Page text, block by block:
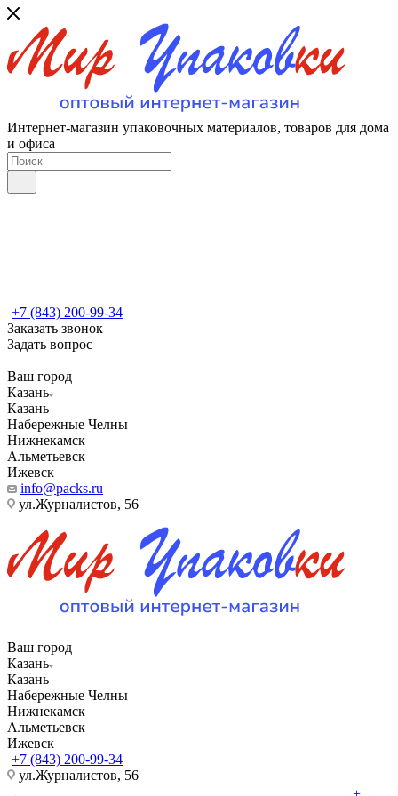
Интернет-магазин упаковочных материалов, товаров для дома
и офиса
+7 (843) 200-99-34
Заказать звонок
Задать вопрос
Ваш город
Казань
Казань
Набережные Челны
Нижнекамск
Альметьевск
Ижевск
info@packs.ru
ул.Журналистов, 56
Ваш город
Казань
Казань
Набережные Челны
Нижнекамск
Альметьевск
Ижевск
+7 (843) 200-99-34
ул.Журналистов, 56